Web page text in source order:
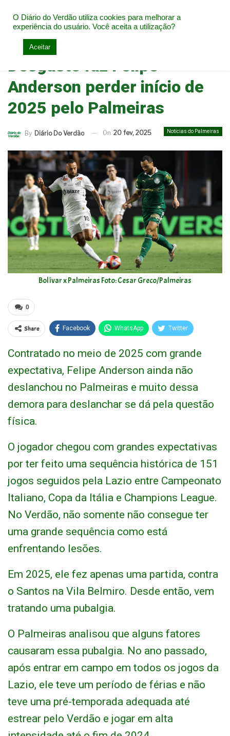
Home Notícias do Palmeiras
Desgaste faz Felipe
Anderson perder início de
2025 pelo Palmeiras
Notícias do Palmeiras
By Diário Do Verdão On 20 fev, 2025
Bolívar x Palmeiras Foto: Cesar Greco/Palmeiras
0
Share Facebook WhatsApp Twitter
Contratado no meio de 2025 com grande
expectativa, Felipe Anderson ainda não
deslanchou no Palmeiras e muito dessa
demora para deslanchar se dá pela questão
física.
O jogador chegou com grandes expectativas
por ter feito uma sequência histórica de 151
jogos seguidos pela Lazio entre Campeonato
Italiano, Copa da Itália e Champions League.
No Verdão, não somente não consegue ter
uma grande sequência como está
enfrentando lesões.
Em 2025, ele fez apenas uma partida, contra
o Santos na Vila Belmiro. Desde então, vem
tratando uma pubalgia.
O Palmeiras analisou que alguns fatores
causaram essa pubalgia. No ano passado,
após entrar em campo em todos os jogos da
Lazio, ele teve um período de férias e não
teve uma pré-temporada adequada até
estrear pelo Verdão e jogar em alta
O Diário do Verdão utiliza cookies para melhorar a
experiência do usuário. Você aceita a utilização?
Aceitar